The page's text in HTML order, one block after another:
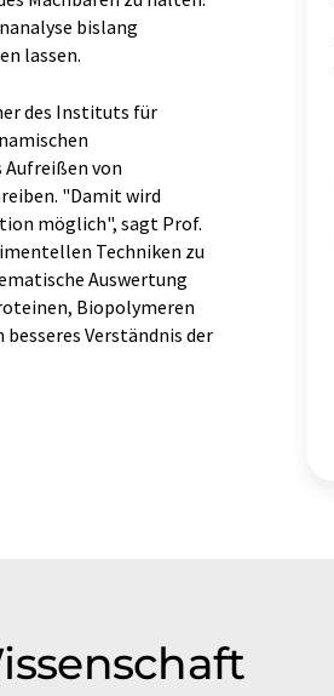
bislang
lassen.
des Instituts für
von
"Damit wird
möglich", sagt Prof.
Techniken zu
Auswertung
Biopolymeren
Verständnis der